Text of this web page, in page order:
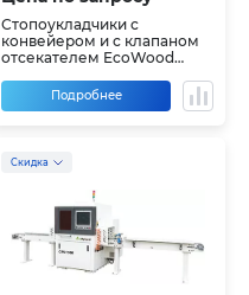
Стопоукладчики с
конвейером и с клапаном
отсекателем EcoWood
Подробнее
Скидка